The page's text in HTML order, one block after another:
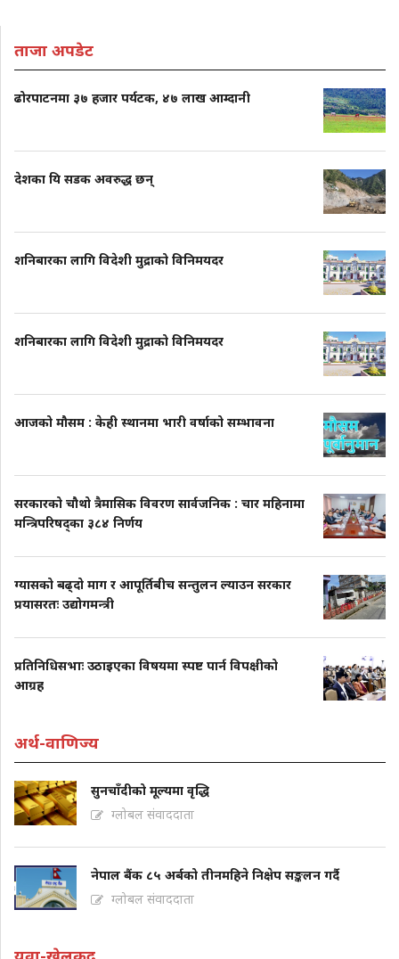
ताजा अपडेट
ढोरपाटनमा ३७ हजार पर्यटक, ४७ लाख आम्दानी
देशका यि सडक अवरुद्ध छन्
शनिबारका लागि विदेशी मुद्राको विनिमयदर
शनिबारका लागि विदेशी मुद्राको विनिमयदर
आजको मौसम : केही स्थानमा भारी वर्षाको सम्भावना
सरकारको चौथो त्रैमासिक विवरण सार्वजनिक : चार महिनामा
मन्त्रिपरिषद्का ३८४ निर्णय
ग्यासको बढ्दो माग र आपूर्तिबीच सन्तुलन ल्याउन सरकार
प्रयासरतः उद्योगमन्त्री
प्रतिनिधिसभाः उठाइएका विषयमा स्पष्ट पार्न विपक्षीको
आग्रह
अर्थ-वाणिज्य
सुनचाँदीको मूल्यमा वृद्धि
ग्लोबल संवाददाता
नेपाल बैंक ८५ अर्बको तीनमहिने निक्षेप सङ्कलन गर्दै
ग्लोबल संवाददाता